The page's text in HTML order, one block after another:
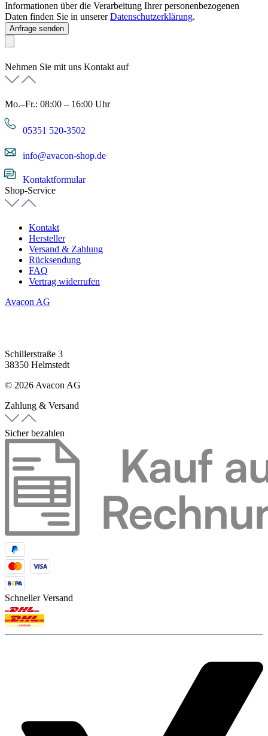
Informationen über die Verarbeitung Ihrer personenbezogenen
Daten finden Sie in unsererDatenschutzerklärung.
Anfrage senden
Nehmen Sie mit uns Kontakt auf
Mo.–Fr.: 08:00 – 16:00 Uhr
05351 520-3502
info@avacon-shop.de
Kontaktformular
Shop-Service
Kontakt
Hersteller
Versand & Zahlung
Rücksendung
FAQ
Vertrag widerrufen
Avacon AG
Schillerstraße 3
38350 Helmstedt
© 2026 Avacon AG
Zahlung & Versand
Sicher bezahlen
Schneller Versand